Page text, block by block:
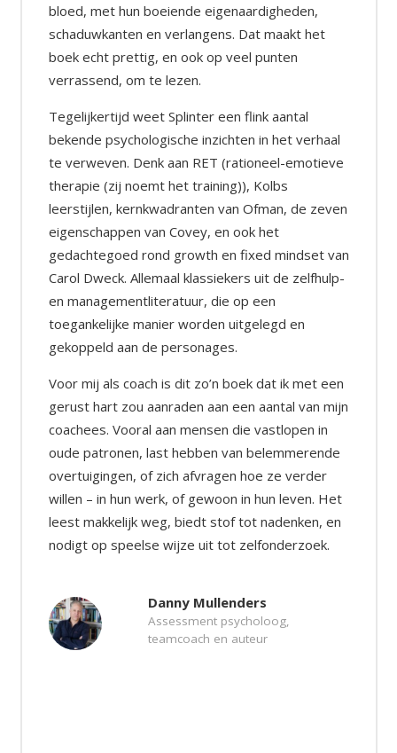
bloed, met hun boeiende eigenaardigheden,
schaduwkanten en verlangens. Dat maakt het
boek echt prettig, en ook op veel punten
verrassend, om te lezen.
Tegelijkertijd weet Splinter een flink aantal
bekende psychologische inzichten in het verhaal
te verweven. Denk aan RET (rationeel-emotieve
therapie (zij noemt het training)), Kolbs
leerstijlen, kernkwadranten van Ofman, de zeven
eigenschappen van Covey, en ook het
gedachtegoed rond growth en fixed mindset van
Carol Dweck. Allemaal klassiekers uit de zelfhulp-
en managementliteratuur, die op een
toegankelijke manier worden uitgelegd en
gekoppeld aan de personages.
Voor mij als coach is dit zo’n boek dat ik met een
gerust hart zou aanraden aan een aantal van mijn
coachees. Vooral aan mensen die vastlopen in
oude patronen, last hebben van belemmerende
overtuigingen, of zich afvragen hoe ze verder
willen – in hun werk, of gewoon in hun leven. Het
leest makkelijk weg, biedt stof tot nadenken, en
nodigt op speelse wijze uit tot zelfonderzoek.
Danny Mullenders
Assessment psycholoog,
teamcoach en auteur